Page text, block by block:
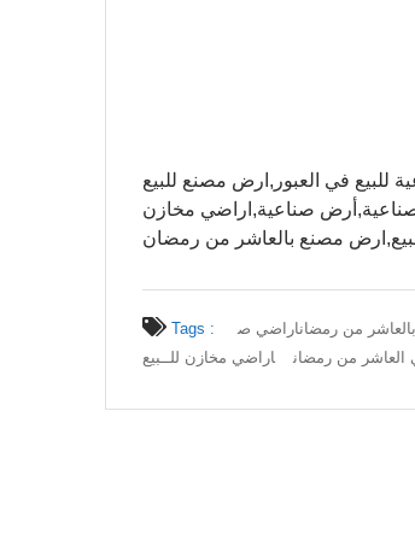
للبيع في العبور,ارض مصنع للبيع
صناعية,اراضي مخازن
مصنع بالعاشر من رمضان
Tags : من رمضاناراضي ص
العاشر من رمضان اراضي مخازن للــبيع